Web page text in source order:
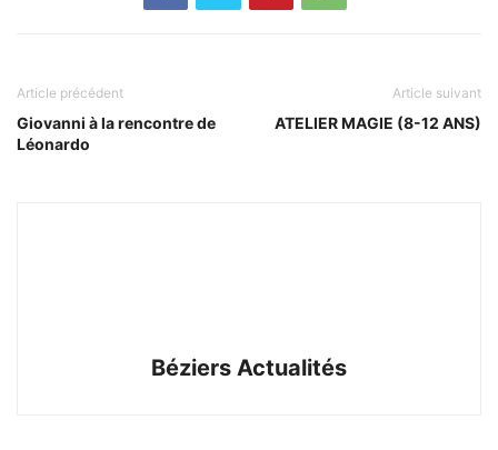
Article précédent
Giovanni à la rencontre de
Léonardo
Article suivant
ATELIER MAGIE (8-12 ANS)
Béziers Actualités